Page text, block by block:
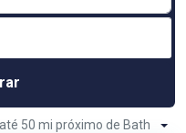
50 mi próximo de Bath